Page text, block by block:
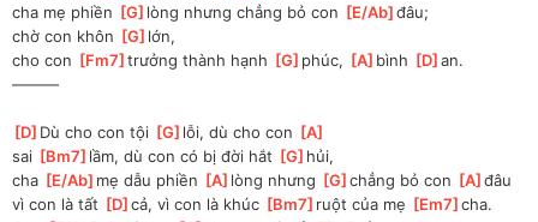
cha mẹ phiền [G ]lòng nhưng chẳng bỏ con [E/Ab ]
đâu;
chờ con khôn [G ]lớn,
cho con [Fm7 ]trưởng thành hạnh [G ]phúc, [A ]bình [D ]
an.
———
[D ]Dù cho con tội [G ]lỗi, dù cho con [A
sai [Bm7 ]lầm, dù con có bị đời hắt [G ]hủi,
cha [E/Ab ]mẹ dẫu phiền [A ]lòng nhưng [G ]
chẳng bỏ con [A ]
đâu
vì con là tất [D ]
cả, vì con là khúc [Bm7 ]ruột của mẹ [Em7 ]
cha.